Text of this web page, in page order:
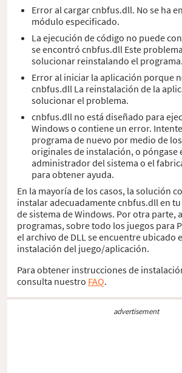
Error al cargar cnbfus.dll. No se ha
módulo especificado.
La ejecución de código no puede
se encontró cnbfus.dll Este
solucionar reinstalando el programa.
Error al iniciar la aplicación porque
cnbfus.dll La reinstalación de la
solucionar el problema.
cnbfus.dll no está diseñado para
Windows o contiene un error.
programa de nuevo por medio de
originales de instalación, o póngase
administrador del sistema o el
para obtener ayuda.
En la mayoría de los casos, la solución
instalar adecuadamente cnbfus.dll en tu
de sistema de Windows. Por otra parte,
programas, sobre todo los juegos para
el archivo de DLL se encuentre ubicado
instalación del juego/aplicación.
Para obtener instrucciones de
consulta nuestro FAQ.
advertisement